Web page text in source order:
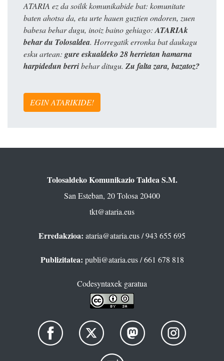
ATARIA ez da soilik komunikabide bat: komunitate
baten ahotsa da, eta urte hauen guztien ondoren, zuen
babesa behar dugu, inoiz baino gehiago:ATARIAk
behar du Tolosaldea. Horregatik erronka bat daukagu
esku artean: gure eskualdeko 28 herrietan hamarna
harpidedun berribehar ditugu. Zu falta zara, bazatoz?
EGIN ATARIKIDE!
Tolosaldeko Komunikazio Taldea S.M.
San Esteban, 20 Tolosa 20400
tkt@ataria.eus
Erredakzioa: ataria@ataria.eus/ 943 655 695
Publizitatea: publi@ataria.eus/ 661 678 818
Codesyntaxek garatua